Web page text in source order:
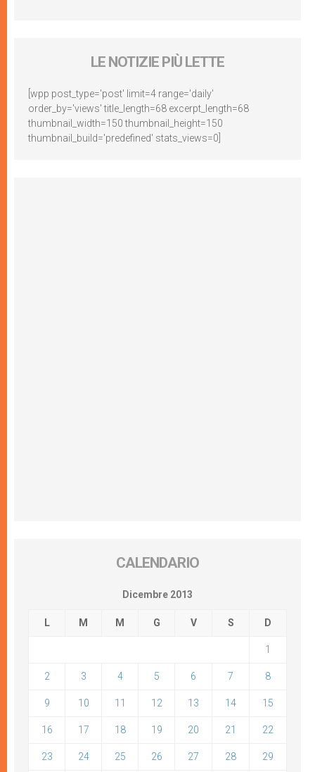
LE NOTIZIE PIÙ LETTE
[wpp post_type='post' limit=4 range='daily'
order_by='views' title_length=68 excerpt_length=68
thumbnail_width=150 thumbnail_height=150
thumbnail_build='predefined' stats_views=0]
CALENDARIO
Dicembre 2013
L M M G V S D
1
2 3 4 5 6 7 8
9 10 11 12 13 14 15
16 17 18 19 20 21 22
23 24 25 26 27 28 29